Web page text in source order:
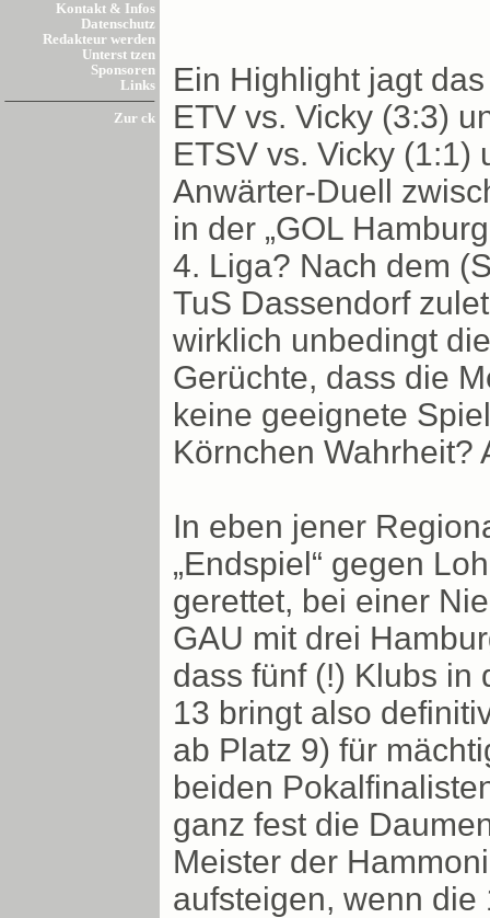
Kontakt & Infos
Datenschutz
Redakteur werden
Unterst tzen
Sponsoren
Links
Zur ck
Ein Highlight jagt
ETV vs. Vicky (3:3)
ETSV vs. Vicky (1:1)
Anwärter-Duell
in der „GOL
4. Liga? Nach dem
TuS Dassendorf
wirklich unbedingt
Gerüchte, dass die
keine geeignete
Körnchen
In eben jener
„Endspiel“ gegen
gerettet, bei einer
GAU mit drei
dass fünf (!) Klubs in
13 bringt also
ab Platz 9) für
beiden
ganz fest die
Meister der
aufsteigen, wenn